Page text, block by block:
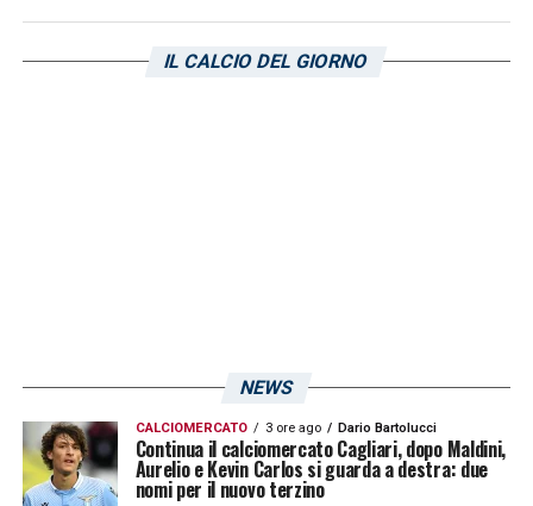
IL CALCIO DEL GIORNO
NEWS
CALCIOMERCATO 3 ore ago Dario Bartolucci
Continua il calciomercato Cagliari, dopo Maldini,
Aurelio e Kevin Carlos si guarda a destra: due
nomi per il nuovo terzino